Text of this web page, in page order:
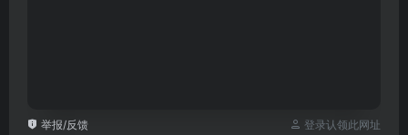
举报/反馈 登录认领此网址